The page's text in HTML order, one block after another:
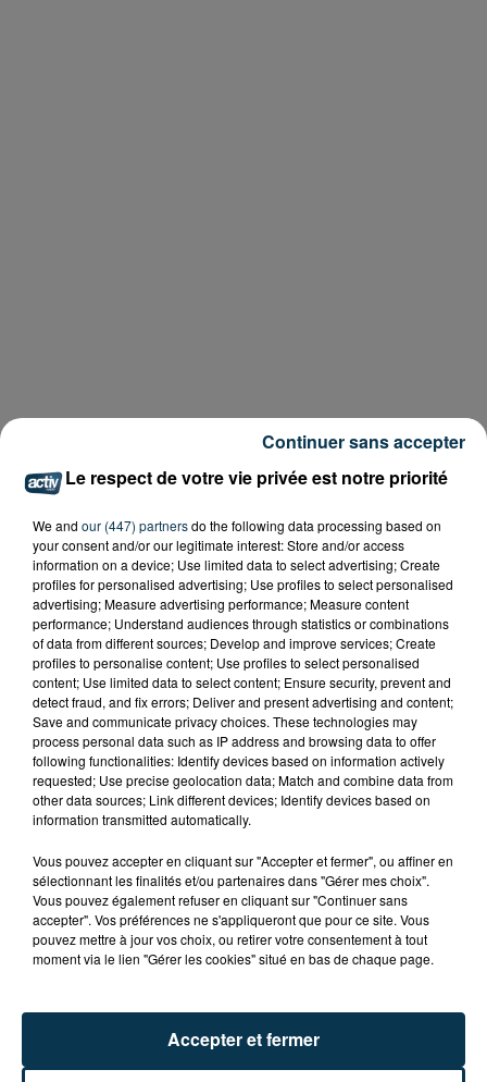
TITRES DIFFUSÉS
5h18
5h18 5h14
5h14
Le respect de votre vie privée est notre priorité
We and our (447) partnersdo the following data processing based on
your consent and/or our legitimate interest: Store and/or access
information on a device; Use limited data to select advertising; Create
profiles for personalised advertising; Use profiles to select personalised
advertising; Measure advertising performance; Measure content
performance; Understand audiences through statistics or combinations
of data from different sources; Develop and improve services; Create
profiles to personalise content; Use profiles to select personalised
content; Use limited data to select content; Ensure security, prevent and
detect fraud, and fix errors; Deliver and present advertising and content;
Save and communicate privacy choices. These technologies may
process personal data such as IP address and browsing data to offer
following functionalities: Identify devices based on information actively
requested; Use precise geolocation data; Match and combine data from
other data sources; Link different devices; Identify devices based on
information transmitted automatically.
Vous pouvez accepter en cliquant sur "Accepter et fermer", ou affiner en
sélectionnant les finalités et/ou partenaires dans "Gérer mes choix".
Vous pouvez également refuser en cliquant sur "Continuer sans
accepter". Vos préférences ne s'appliqueront que pour ce site. Vous
pouvez mettre à jour vos choix, ou retirer votre consentement à tout
moment via le lien "Gérer les cookies" situé en bas de chaque page.
Accepter et fermer
Continuer sans accepter